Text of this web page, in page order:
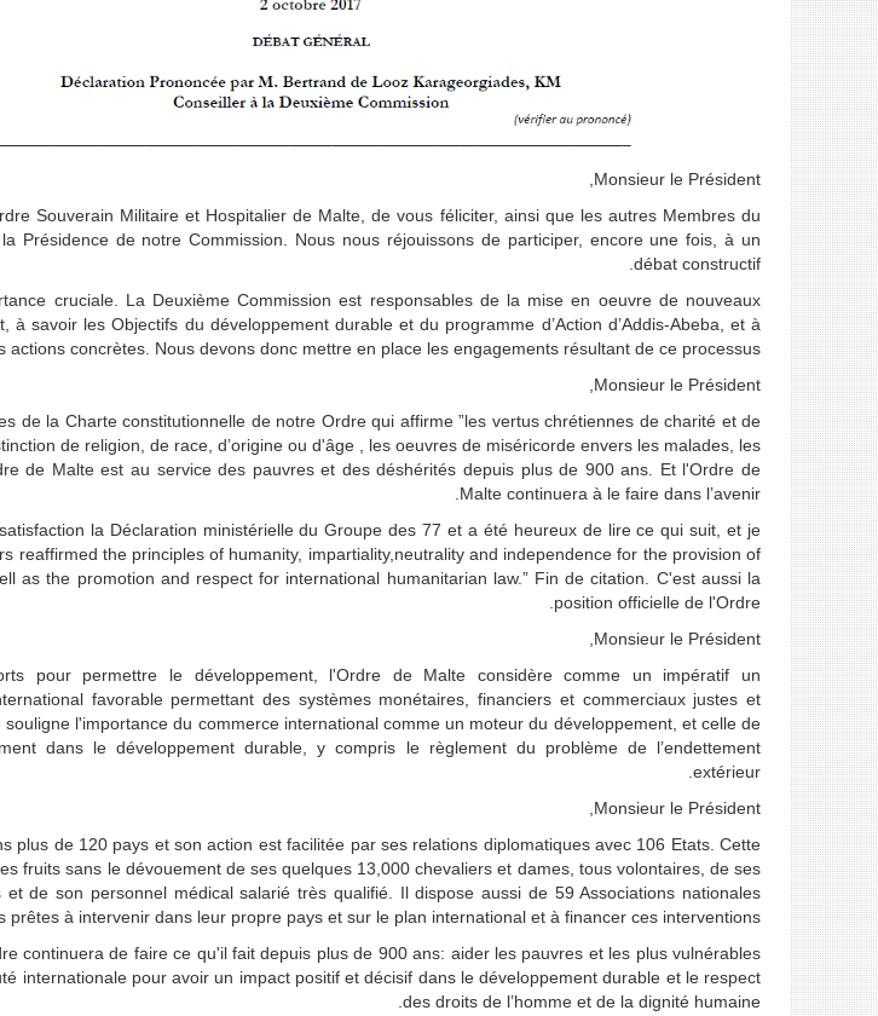
Monsieur le Président,
Souverain Militaire et Hospitalier de Malte, de vous féliciter, ainsi que les autres Membres du
Présidence de notre Commission. Nous nous réjouissons de participer, encore une fois, à un
débat constructif.
cruciale. La Deuxième Commission est responsables de la mise en oeuvre de nouveaux
à savoir les Objectifs du développement durable et du programme d’Action d’Addis-Abeba, et à
actions concrètes. Nous devons donc mettre en place les engagements résultant de ce processus.
Monsieur le Président,
de la Charte constitutionnelle de notre Ordre qui affirme ”les vertus chrétiennes de charité et de
de religion, de race, d’origine ou d'âge , les oeuvres de miséricorde envers les malades, les
de Malte est au service des pauvres et des déshérités depuis plus de 900 ans. Et l'Ordre de
Malte continuera à le faire dans l’avenir.
la Déclaration ministérielle du Groupe des 77 et a été heureux de lire ce qui suit, et je
reaffirmed the principles of humanity, impartiality,neutrality and independence for the provision of
as the promotion and respect for international humanitarian law.” Fin de citation. C'est aussi la
position officielle de l'Ordre.
Monsieur le Président,
pour permettre le développement, l'Ordre de Malte considère comme un impératif un
favorable permettant des systèmes monétaires, financiers et commerciaux justes et
l'importance du commerce international comme un moteur du développement, et celle de
dans le développement durable, y compris le règlement du problème de l’endettement
extérieur.
Monsieur le Président,
plus de 120 pays et son action est facilitée par ses relations diplomatiques avec 106 Etats. Cette
fruits sans le dévouement de ses quelques 13,000 chevaliers et dames, tous volontaires, de ses
et de son personnel médical salarié très qualifié. Il dispose aussi de 59 Associations nationales
prêtes à intervenir dans leur propre pays et sur le plan international et à financer ces interventions.
continuera de faire ce qu'il fait depuis plus de 900 ans: aider les pauvres et les plus vulnérables
internationale pour avoir un impact positif et décisif dans le développement durable et le respect
des droits de l’homme et de la dignité humaine.